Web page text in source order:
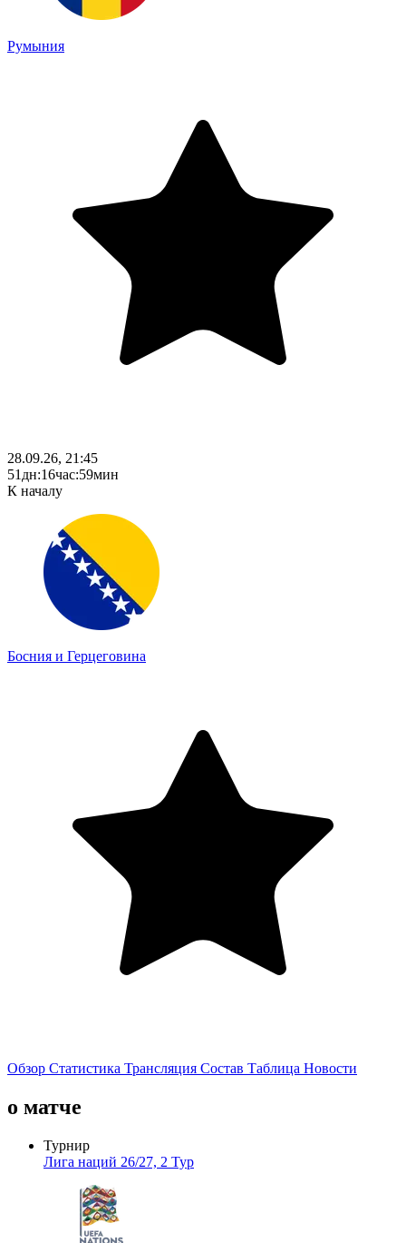
Румыния
28.09.26, 21:45
51 дн:16час:59мин
К началу
Босния и Герцеговина
Обзор Статистика Трансляция Состав Таблица Новости
о матче
Турнир
Лига наций 26/27, 2 Тур